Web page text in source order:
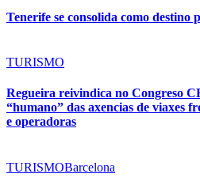
Tenerife se consolida como destino
TURISMO
Regueira reivindica no Congreso
“humano” das axencias de viaxes
e operadoras
TURISMOBarcelona